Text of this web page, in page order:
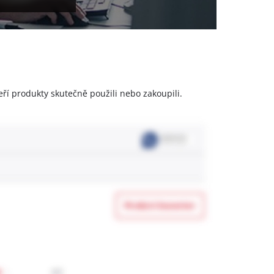
produkty skutečně použili nebo zakoupili.